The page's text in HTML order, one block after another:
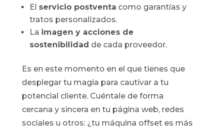
El servicio postventa como garantías y
tratos personalizados.
La imagen y acciones de
sostenibilidad de cada proveedor.
Es en este momento en el que tienes que
desplegar tu magia para cautivar a tu
potencial cliente. Cuéntale de forma
cercana y sincera en tu página web, redes
sociales u otros: ¿tu máquina offset es más